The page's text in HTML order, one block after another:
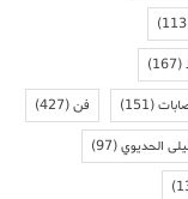
(167)
(151) فن(427)
الحديوي(97)